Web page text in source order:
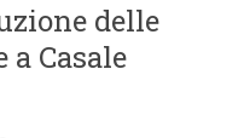
delle
a Casale